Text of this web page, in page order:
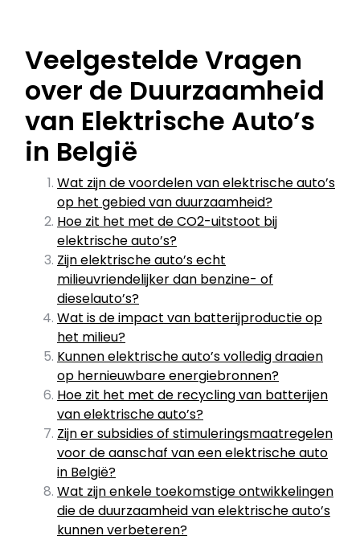
Veelgestelde Vragen
over de Duurzaamheid
van Elektrische Auto’s
in België
Wat zijn de voordelen van elektrische auto’s
op het gebied van duurzaamheid?
Hoe zit het met de CO2-uitstoot bij
elektrische auto’s?
Zijn elektrische auto’s echt
milieuvriendelijker dan benzine- of
dieselauto’s?
Wat is de impact van batterijproductie op
het milieu?
Kunnen elektrische auto’s volledig draaien
op hernieuwbare energiebronnen?
Hoe zit het met de recycling van batterijen
van elektrische auto’s?
Zijn er subsidies of stimuleringsmaatregelen
voor de aanschaf van een elektrische auto
in België?
Wat zijn enkele toekomstige ontwikkelingen
die de duurzaamheid van elektrische auto’s
kunnen verbeteren?